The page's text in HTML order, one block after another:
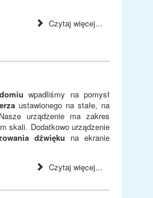
Czytaj więcej...
wpadliśmy na pomysł
ustawionego na stałe, na
urządzenie ma zakres
skali. Dodatkowo urządzenie
dźwięku na ekranie
Czytaj więcej...